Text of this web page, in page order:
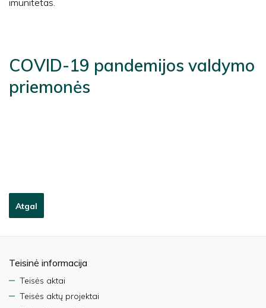
COVID-19 pandemijos valdymo
priemonės
Atgal
Teisinė informacija
Teisės aktai
Teisės aktų projektai